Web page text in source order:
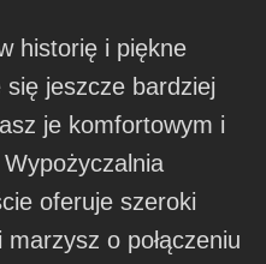
historię i piękne
jeszcze bardziej
je komfortowym i
oferuje szeroki
o połączeniu